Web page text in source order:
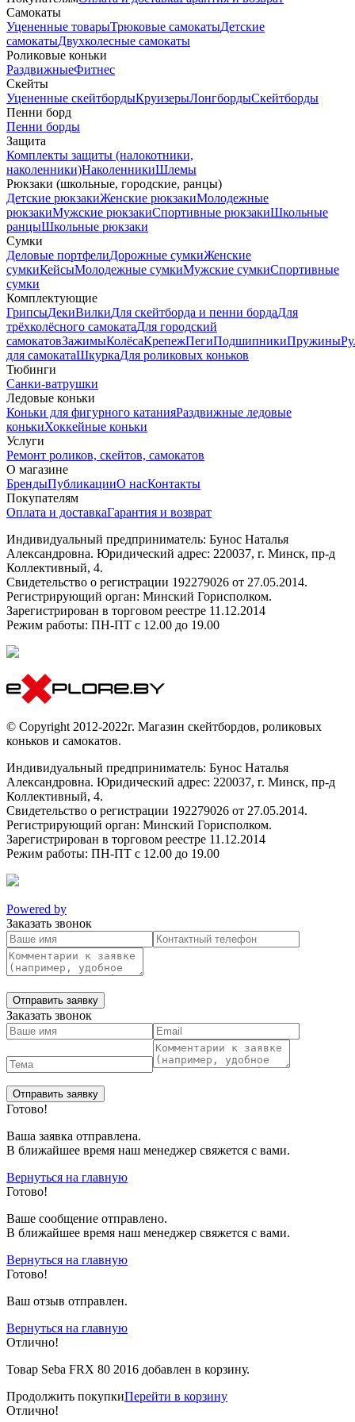
Самокаты
Уцененные товарыТрюковые самокатыДетские
самокатыДвухколесные самокаты
Роликовые коньки
РаздвижныеФитнес
Скейты
Уцененные скейтбордыКруизерыЛонгбордыСкейтборды
Пенни борд
Пенни борды
Защита
Комплекты защиты (налокотники,
наколенники)НаколенникиШлемы
Рюкзаки (школьные, городские, ранцы)
Детские рюкзакиЖенские рюкзакиМолодежные
рюкзакиМужские рюкзакиСпортивные рюкзакиШкольные
ранцыШкольные рюкзаки
Сумки
Деловые портфелиДорожные сумкиЖенские
сумкиКейсыМолодежные сумкиМужские сумкиСпортивные
сумки
Комплектующие
ГрипсыДекиВилкиДля скейтборда и пенни бордаДля
трёхколёсного самокатаДля городский
самокатовЗажимыКолёсаКрепежПегиПодшипникиПружины
для самокатаШкуркаДля роликовых коньков
Тюбинги
Санки-ватрушки
Ледовые коньки
Коньки для фигурного катанияРаздвижные ледовые
конькиХоккейные коньки
Услуги
Ремонт роликов, скейтов, самокатов
О магазине
БрендыПубликацииО насКонтакты
Покупателям
Оплата и доставкаГарантия и возврат
Индивидуальный предприниматель: Бунос Наталья
Александровна. Юридический адрес: 220037, г. Минск, пр-д
Коллективный, 4.
Свидетельство о регистрации 192279026 от 27.05.2014.
Регистрирующий орган: Минский Горисполком.
Зарегистрирован в торговом реестре 11.12.2014
Режим работы: ПН-ПТ с 12.00 до 19.00
© Copyright 2012-2022г. Магазин скейтбордов, роликовых
коньков и самокатов.
Индивидуальный предприниматель: Бунос Наталья
Александровна. Юридический адрес: 220037, г. Минск, пр-д
Коллективный, 4.
Свидетельство о регистрации 192279026 от 27.05.2014.
Регистрирующий орган: Минский Горисполком.
Зарегистрирован в торговом реестре 11.12.2014
Режим работы: ПН-ПТ с 12.00 до 19.00
Powered by
Заказать звонок
Заказать звонок
Готово!
Ваша заявка отправлена.
В ближайшее время наш менеджер свяжется с вами.
Вернуться на главную
Готово!
Вашe сообщение отправлено.
В ближайшее время наш менеджер свяжется с вами.
Вернуться на главную
Готово!
Ваш отзыв отправлен.
Вернуться на главную
Отлично!
Товар Seba FRX 80 2016 добавлен в корзину.
Продолжить покупкиПерейти в корзину
Отлично!